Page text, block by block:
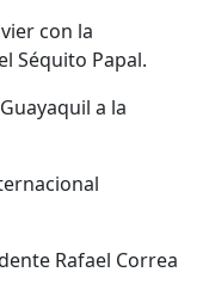
con la
Séquito Papal.
a la
Rafael Correa